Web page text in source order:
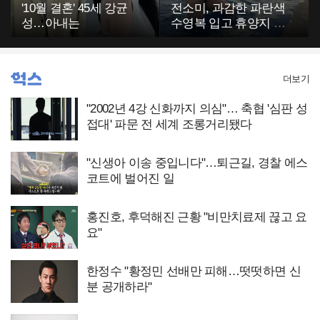
'10월 결혼' 45세 강균
성…아내는
전소미, 과감한 파란색
수영복 입고 휴양지 포
"2002년 4강 신화까지 의심"… 축협 '심판 성
접대' 파문 전 세계 조롱거리됐다
"신생아 이송 중입니다"…퇴근길, 경찰 에스
코트에 벌어진 일
홍진호, 후덕해진 근황 "비만치료제 끊고 요
요"
한정수 "황정민 선배만 피해…떳떳하면 신
분 공개하라"
더보기